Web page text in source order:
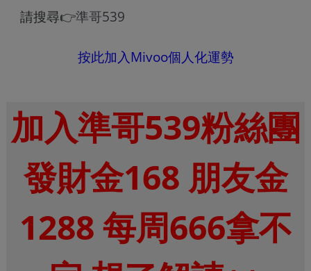
請搜尋👉準哥539
按此加入Mivoo個人化運勢
加入準哥539粉絲團
發財金168 朋友金
1288 每周666拿不